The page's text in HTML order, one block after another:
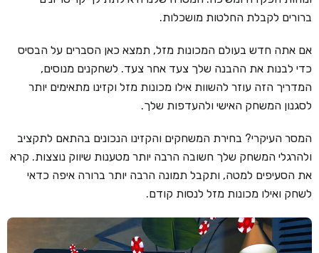
קזינו קריפטו
קזינו PayPal
טורנירי קזינו
הימורי ספורט
צור קשר
בלוג וחדשות
חדשות
ברורים לקבלת החלטות מושכלות.
אם אתה חדש בעולם המכונות מזל, תמצא כאן הסברים על הבסיס
כדי לבנות את ההבנה שלך צעד אחר צעד. לשחקנים מנוסים,
המדריך הזה עוזר להשוות אילו מכונות מזל וקזינו מתאימים יותר
לסגנון המשחק האישי ולהעדפות שלך.
המסר העיקרי? בחירת המשחקים והקזינו הנכונים בהתאם לתקציב
ולהרגלי המשחק שלך חשובה הרבה יותר מטענות שיווק נוצצות. קרא
את הסעיפים למטה, ותקבל תמונה הרבה יותר ברורה איפה כדאי
לשחק ואילו מכונות מזל לנסות קודם.